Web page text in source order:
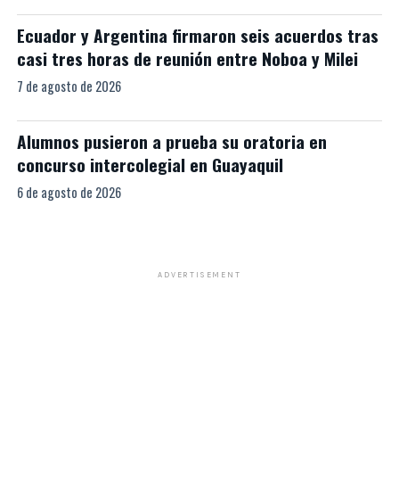
Ecuador y Argentina firmaron seis acuerdos tras
casi tres horas de reunión entre Noboa y Milei
7 de agosto de 2026
Alumnos pusieron a prueba su oratoria en
concurso intercolegial en Guayaquil
6 de agosto de 2026
ADVERTISEMENT